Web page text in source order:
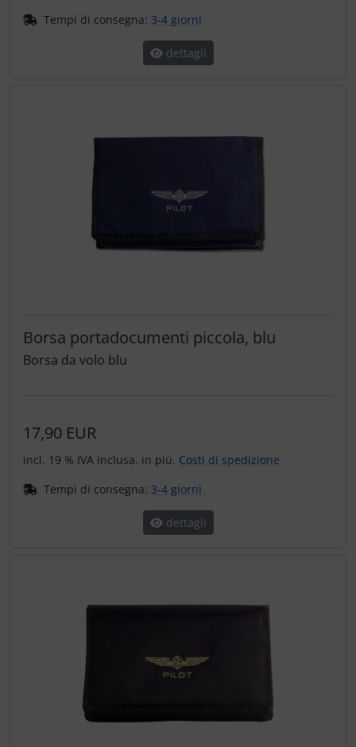
Tempi di consegna: 3-4 giorni
dettagli
Borsa portadocumenti piccola, blu
Borsa da volo blu
17,90 EUR
incl. 19 % IVA inclusa. in più. Costi di spedizione
Tempi di consegna: 3-4 giorni
dettagli